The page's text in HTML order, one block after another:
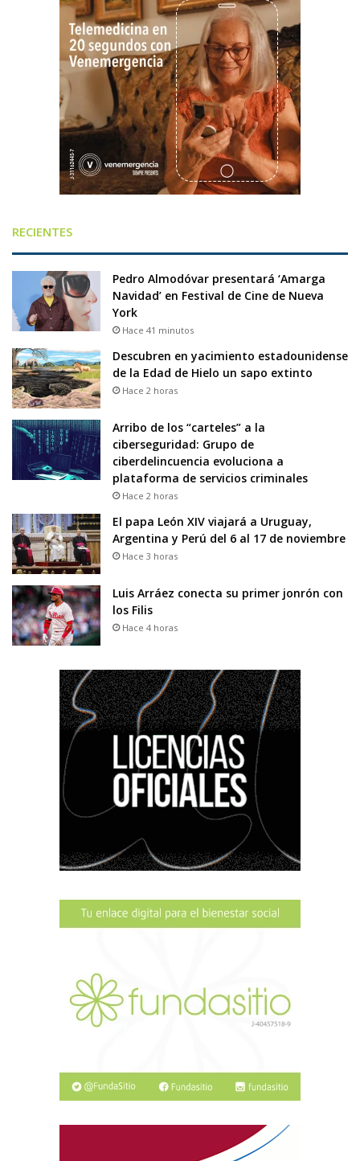
RECIENTES
Pedro Almodóvar presentará ‘Amarga
Navidad’ en Festival de Cine de Nueva
York
Hace 41 minutos
Descubren en yacimiento estadounidense
de la Edad de Hielo un sapo extinto
Hace 2 horas
Arribo de los “carteles” a la
ciberseguridad: Grupo de
ciberdelincuencia evoluciona a
plataforma de servicios criminales
Hace 2 horas
El papa León XIV viajará a Uruguay,
Argentina y Perú del 6 al 17 de noviembre
Hace 3 horas
Luis Arráez conecta su primer jonrón con
los Filis
Hace 4 horas